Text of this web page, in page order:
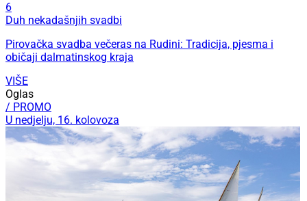
6
Duh nekadašnjih svadbi
Pirovačka svadba večeras na Rudini: Tradicija, pjesma i
običaji dalmatinskog kraja
VIŠE
Oglas
/ PROMO
U nedjelju, 16. kolovoza